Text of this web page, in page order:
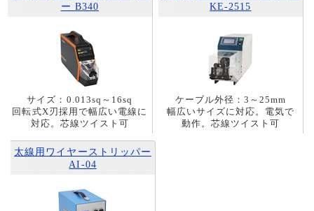
ー B340
サイズ：0.013sq～16sq
回転式X刃採用で幅広い電線に
対応。芯線ツイスト可
KE-2515
ケーブル外径：3～25mm
幅広いサイズに対応。電気で
動作。芯線ツイスト可
太線用ワイヤーストリッパー
AI-04